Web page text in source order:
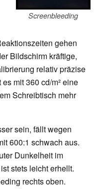
Screenbleeding
gehen
Bildschirm kräftige,
relativ präzise
mit 360 cd/m² eine
Schreibtisch mehr
sein, fällt wegen
600:1 schwach aus.
Dunkelheit im
stets leicht erhellt.
rechts oben.